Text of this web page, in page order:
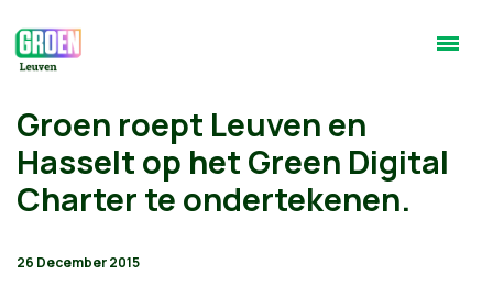
Groen roept Leuven en
Hasselt op het Green Digital
Charter te ondertekenen.
26 December 2015